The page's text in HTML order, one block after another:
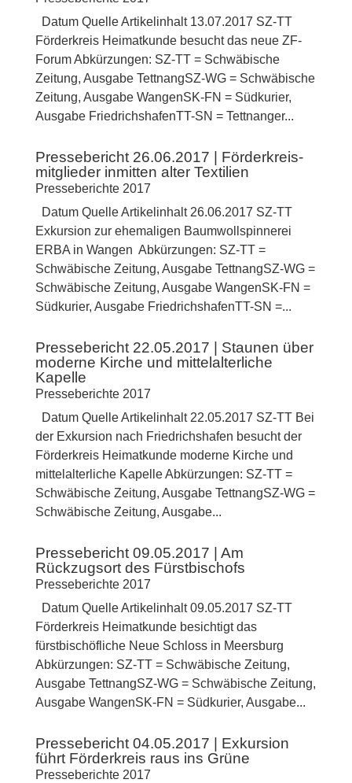
Datum Quelle Artikelinhalt 13.07.2017 SZ-TT
Förderkreis Heimatkunde besucht das neue ZF-
Forum Abkürzungen: SZ-TT = Schwäbische
Zeitung, Ausgabe TettnangSZ-WG = Schwäbische
Zeitung, Ausgabe WangenSK-FN = Südkurier,
Ausgabe FriedrichshafenTT-SN = Tettnanger...
Pressebericht 26.06.2017 | Förderkreis-
mitglieder inmitten alter Textilien
Presseberichte 2017
Datum Quelle Artikelinhalt 26.06.2017 SZ-TT
Exkursion zur ehemaligen Baumwollspinnerei
ERBA in Wangen Abkürzungen: SZ-TT =
Schwäbische Zeitung, Ausgabe TettnangSZ-WG =
Schwäbische Zeitung, Ausgabe WangenSK-FN =
Südkurier, Ausgabe FriedrichshafenTT-SN =...
Pressebericht 22.05.2017 | Staunen über
moderne Kirche und mittelalterliche
Kapelle
Presseberichte 2017
Datum Quelle Artikelinhalt 22.05.2017 SZ-TT Bei
der Exkursion nach Friedrichshafen besucht der
Förderkreis Heimatkunde moderne Kirche und
mittelalterliche Kapelle Abkürzungen: SZ-TT =
Schwäbische Zeitung, Ausgabe TettnangSZ-WG =
Schwäbische Zeitung, Ausgabe...
Pressebericht 09.05.2017 | Am
Rückzugsort des Fürstbischofs
Presseberichte 2017
Datum Quelle Artikelinhalt 09.05.2017 SZ-TT
Förderkreis Heimatkunde besichtigt das
fürstbischöfliche Neue Schloss in Meersburg
Abkürzungen: SZ-TT = Schwäbische Zeitung,
Ausgabe TettnangSZ-WG = Schwäbische Zeitung,
Ausgabe WangenSK-FN = Südkurier, Ausgabe...
Pressebericht 04.05.2017 | Exkursion
führt Förderkreis raus ins Grüne
Presseberichte 2017